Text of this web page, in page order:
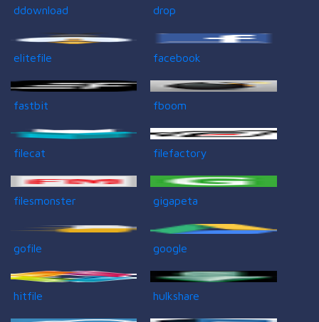
ddownload drop
elitefile facebook
fastbit fboom
filecat filefactory
filesmonster gigapeta
gofile google
hitfile hulkshare